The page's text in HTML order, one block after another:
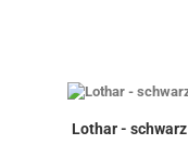
Lothar - schwarz